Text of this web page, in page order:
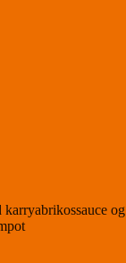
karryabrikossauce og